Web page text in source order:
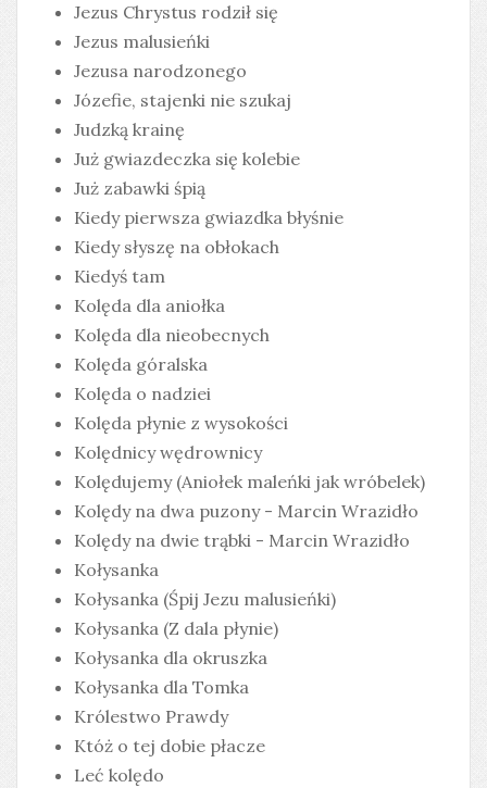
Jezus Chrystus rodził się
Jezus malusieńki
Jezusa narodzonego
Józefie, stajenki nie szukaj
Judzką krainę
Już gwiazdeczka się kolebie
Już zabawki śpią
Kiedy pierwsza gwiazdka błyśnie
Kiedy słyszę na obłokach
Kiedyś tam
Kolęda dla aniołka
Kolęda dla nieobecnych
Kolęda góralska
Kolęda o nadziei
Kolęda płynie z wysokości
Kolędnicy wędrownicy
Kolędujemy (Aniołek maleńki jak wróbelek)
Kolędy na dwa puzony - Marcin Wrazidło
Kolędy na dwie trąbki - Marcin Wrazidło
Kołysanka
Kołysanka (Śpij Jezu malusieńki)
Kołysanka (Z dala płynie)
Kołysanka dla okruszka
Kołysanka dla Tomka
Królestwo Prawdy
Któż o tej dobie płacze
Leć kolędo